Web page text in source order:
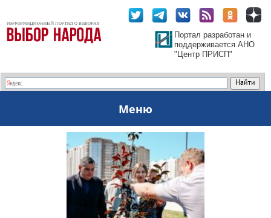
Портал разработан и
поддерживается АНО
"Центр ПРИСП"
Меню